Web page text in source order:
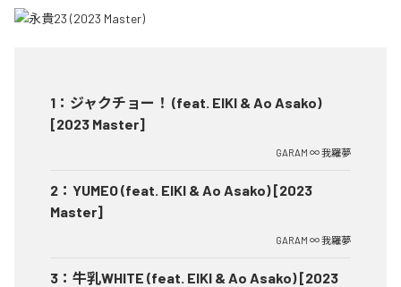
1 ： ジャクチョー！ (feat. EIKI & Ao Asako)
[2023 Master]
GARAM ∞ 我羅夢
2 ： YUMEO (feat. EIKI & Ao Asako) [2023
Master]
GARAM ∞ 我羅夢
3 ： 牛乳WHITE (feat. EIKI & Ao Asako) [2023